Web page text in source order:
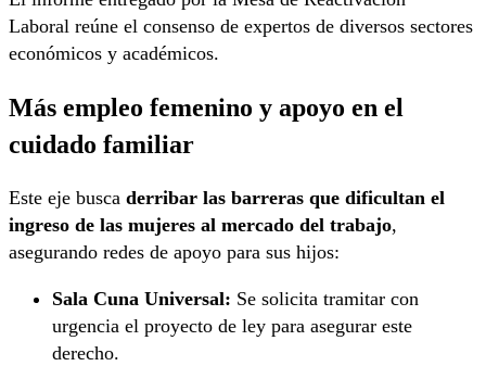
Laboral reúne el consenso de expertos de diversos sectores
económicos y académicos.
Más empleo femenino y apoyo en el
cuidado familiar
Este eje busca derribar las barreras que dificultan el
ingreso de las mujeres al mercado del trabajo,
asegurando redes de apoyo para sus hijos:
Sala Cuna Universal: Se solicita tramitar con
urgencia el proyecto de ley para asegurar este
derecho.